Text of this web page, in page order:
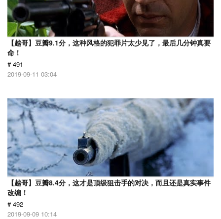
【越哥】豆瓣9.1分，这种风格的犯罪片太少见了，最后几分钟真要
命！
# 491
2019-09-11 03:04
【越哥】豆瓣8.4分，这才是顶级狙击手的对决，而且还是真实事件
改编！
# 492
2019-09-09 10:14